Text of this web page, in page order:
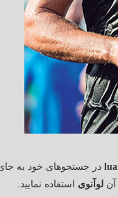
در جستجوهای خود به
آنلوآنوی استفاده نمایید.